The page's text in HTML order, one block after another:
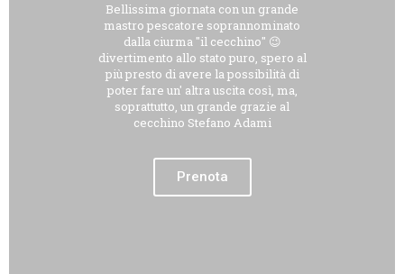
Bellissima giornata con un grande
mastro pescatore soprannominato
dalla ciurma "il cecchino" 😉
divertimento allo stato puro, spero al
più presto di avere la possibilità di
poter fare un' altra uscita così, ma,
soprattutto, un grande grazie al
cecchino Stefano Adami
Prenota